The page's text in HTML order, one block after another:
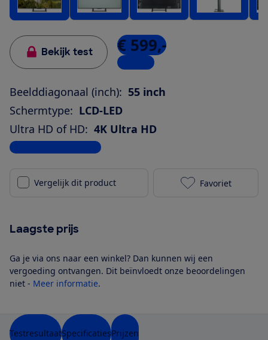
Bekijk test € 599,-
1 winkel
Beelddiagonaal (inch): 55 inch
Schermtype: LCD-LED
Ultra HD of HD: 4K Ultra HD
Bekijk alle specificaties
Vergelijk dit product Hisense
Favoriet
Laagste prijs
Ga je via ons naar een winkel? Dan kunnen wij een
vergoeding ontvangen. Dit beïnvloedt onze beoordelingen
niet - Meer informatie.
TestresultaatSpecificatiesPrijzen